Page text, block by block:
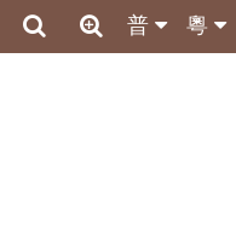
粵
普